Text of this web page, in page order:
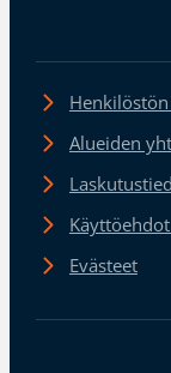
Alueiden
Evästeet